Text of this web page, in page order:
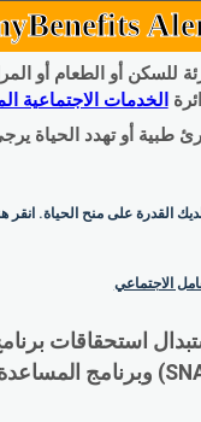
للسكن أو الطعام أو
الخدمات الاجتماعية
طبية أو تهدد الحياة
القدرة على منح الحياة. انقر
الاجتماعي
استحقاقات